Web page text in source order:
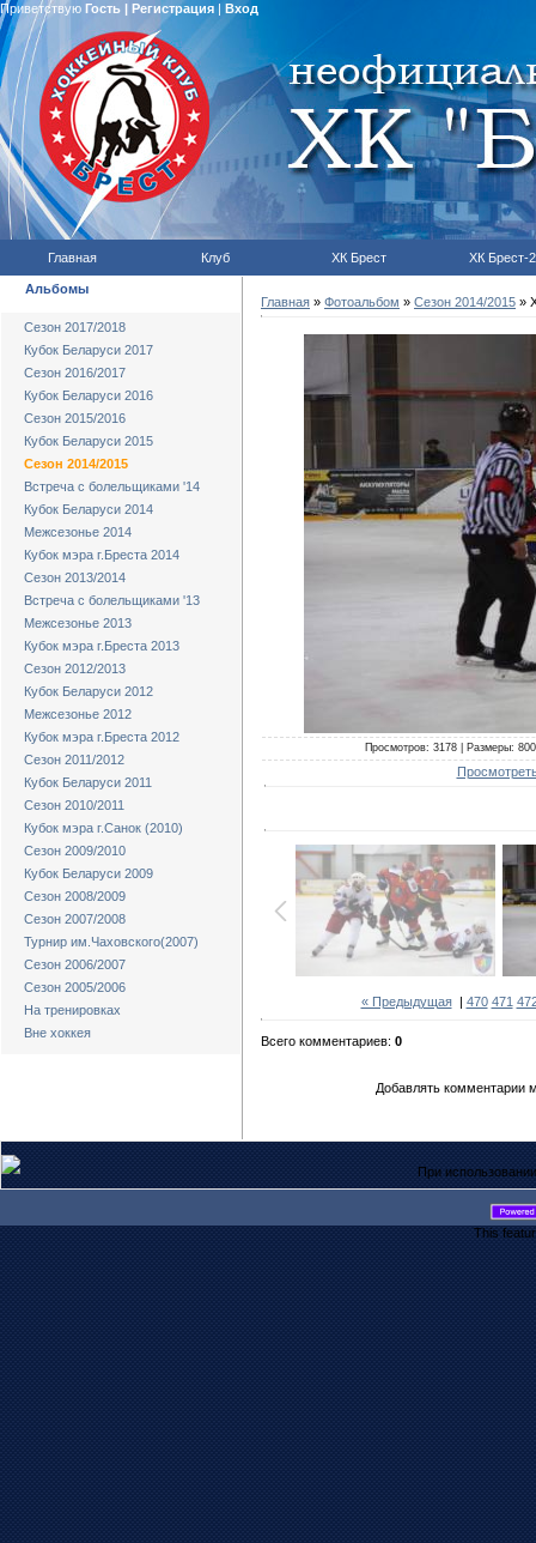
Приветствую Гость | Регистрация| Вход
Главная Клуб ХК Брест ХК Брест-2
Альбомы
Сезон 2017/2018
Кубок Беларуси 2017
Сезон 2016/2017
Кубок Беларуси 2016
Сезон 2015/2016
Кубок Беларуси 2015
Сезон 2014/2015
Встреча с болельщиками '14
Кубок Беларуси 2014
Межсезонье 2014
Кубок мэра г.Бреста 2014
Сезон 2013/2014
Встреча с болельщиками '13
Межсезонье 2013
Кубок мэра г.Бреста 2013
Сезон 2012/2013
Кубок Беларуси 2012
Межсезонье 2012
Кубок мэра г.Бреста 2012
Сезон 2011/2012
Кубок Беларуси 2011
Сезон 2010/2011
Кубок мэра г.Санок (2010)
Сезон 2009/2010
Кубок Беларуси 2009
Сезон 2008/2009
Сезон 2007/2008
Турнир им.Чаховского(2007)
Сезон 2006/2007
Сезон 2005/2006
На тренировках
Вне хоккея
Главная » Фотоальбом » Сезон 2014/2015 »
Просмотров: 3178 | Размеры:
« Предыдущая| 470 471
Всего комментариев: 0
Добавлять комментарии
При
This